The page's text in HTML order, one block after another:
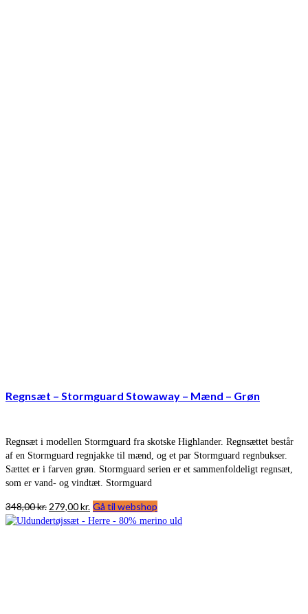
Regnsæt – Stormguard Stowaway – Mænd – Grøn
Regnsæt i modellen Stormguard fra skotske Highlander. Regnsættet består
af en Stormguard regnjakke til mænd, og et par Stormguard regnbukser.
Sættet er i farven grøn. Stormguard serien er et sammenfoldeligt regnsæt,
som er vand- og vindtæt. Stormguard
348,00kr. Den
oprindelige
279,00kr. Den
aktuelle
Gå til webshop